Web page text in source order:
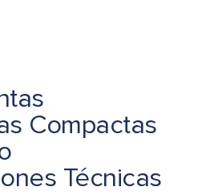
Compactas
Técnicas